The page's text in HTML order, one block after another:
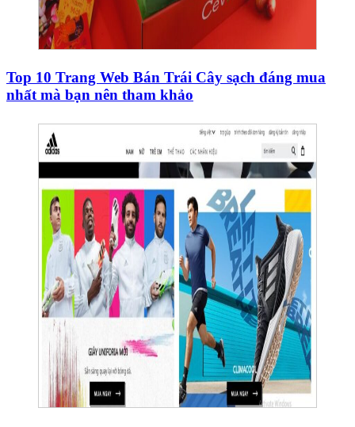
Top 10 Trang Web Bán Trái Cây sạch đáng mua
nhất mà bạn nên tham khảo